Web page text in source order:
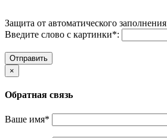
Защита от автоматического заполнения
Введите слово с картинки*:
Отправить
×
Обратная связь
Ваше имя*